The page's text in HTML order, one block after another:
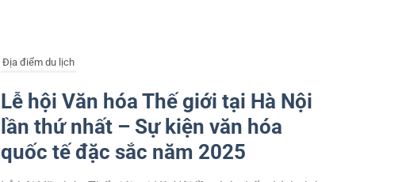
Địa điểm du lịch
Lễ hội Văn hóa Thế giới tại Hà Nội
lần thứ nhất – Sự kiện văn hóa
quốc tế đặc sắc năm 2025